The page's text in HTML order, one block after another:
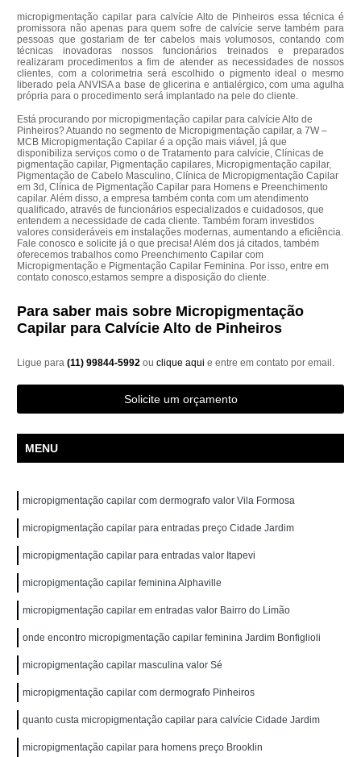
micropigmentação capilar para calvície Alto de Pinheiros essa técnica é
promissora não apenas para quem sofre de calvície serve também para
pessoas que gostariam de ter cabelos mais volumosos, contando com
técnicas inovadoras nossos funcionários treinados e preparados
realizaram procedimentos a fim de atender as necessidades de nossos
clientes, com a colorimetria será escolhido o pigmento ideal o mesmo
liberado pela ANVISA a base de glicerina e antialérgico, com uma agulha
própria para o procedimento será implantado na pele do cliente.
Está procurando por micropigmentação capilar para calvície Alto de
Pinheiros? Atuando no segmento de Micropigmentação capilar, a 7W –
MCB Micropigmentação Capilar é a opção mais viável, já que
disponibiliza serviços como o de Tratamento para calvície, Clínicas de
pigmentação capilar, Pigmentação capilares, Micropigmentação capilar,
Pigmentação de Cabelo Masculino, Clínica de Micropigmentação Capilar
em 3d, Clínica de Pigmentação Capilar para Homens e Preenchimento
capilar. Além disso, a empresa também conta com um atendimento
qualificado, através de funcionários especializados e cuidadosos, que
entendem a necessidade de cada cliente. Também foram investidos
valores consideráveis em instalações modernas, aumentando a eficiência.
Fale conosco e solicite já o que precisa! Além dos já citados, também
oferecemos trabalhos como Preenchimento Capilar com
Micropigmentação e Pigmentação Capilar Feminina. Por isso, entre em
contato conosco,estamos sempre a disposição do cliente.
Para saber mais sobre Micropigmentação
Capilar para Calvície Alto de Pinheiros
Ligue para(11) 99844-5992ouclique aqui e entre em contato por email.
Solicite um orçamento
MENU
micropigmentação capilar com dermografo valor Vila Formosa
micropigmentação capilar para entradas preço Cidade Jardim
micropigmentação capilar para entradas valor Itapevi
micropigmentação capilar feminina Alphaville
micropigmentação capilar em entradas valor Bairro do Limão
onde encontro micropigmentação capilar feminina Jardim Bonfiglioli
micropigmentação capilar masculina valor Sé
micropigmentação capilar com dermografo Pinheiros
quanto custa micropigmentação capilar para calvície Cidade Jardim
micropigmentação capilar para homens preço Brooklin